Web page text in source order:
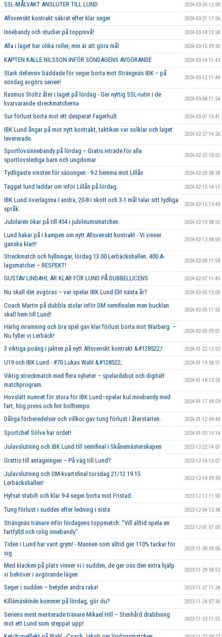
SSL-MÅLVAKT ANSLUTER TILL LUND 2024-03-26 12:00
Allsvenskt kontrakt säkrat efter klar seger 2024-03-21 17:06
Innebandy och studier på toppnivå! 2024-03-18 15:24
Alla i laget har olika roller, min är att göra mål 2024-03-15 09:30
KAPTEN KALLE NILSSON INFÖR SÖNDAGENS AVGÖRANDE 2024-03-14 11:43
Stark defensiv bäddade för seger borta mot Strängnäs IBK – på
söndag avgörs serien!
2024-03-12 11:44
Rasmus Stoltz åter i laget på lördag - Ger nyttig SSL-rutin i de
kvarvarande streckmatcherna
2024-03-08 11:54
Sur förlust borta mot ett desperat Fagerhult 2024-03-07 15:41
IBK Lund ångar på mot nytt kontrakt, taktiken var solklar och laget
levererade.
2024-02-27 14:26
Sportlovsinnebandy på lördag – Gratis inträde för alla
sportlovslediga barn och ungdomar
2024-02-22 10:02
Tydligaste vinsten för säsongen - 9-2 hemma mot Lillån 2024-02-20 08:38
Taggat lund laddar om inför Lillån på lördag. 2024-02-15 14:15
IBK Lund överlägsna I andra, 20-8 i skott och 3-1 mål talar sitt tydliga
språk.
2024-02-15 13:40
Jubilaren ökar på till 454 i jubileumsmatchen. 2024-02-13 08:55
Lund hakar på i kampen om nytt Allsvenskt kontrakt - Vi vinner
ganska klart!
2024-02-13 08:50
Streckmatch och hyllningar, lördag 13.00 Lerbäckshallen. 400 A-
lagsmatcher – RESPEKT!
2024-02-08 11:58
GUSTAV LINDAHL ÄR KLAR FÖR LUND PÅ DUBBELLICENS 2024-02-07 11:45
Nu skall det avgöras – var spelar IBK Lund Elit nästa år? 2024-02-05 15:00
Coach Martin på dubbla stolar inför DM semifinalen men bucklan
skall hem till Lund!
2024-02-05 11:55
Härlig inramning och bra spel gav klar förlust borta mot Warberg. –
Nu fyller vi Lerbäck!
2024-02-05 09:01
3 viktiga poäng i jakten på nytt Allsvenskt kontrakt &#128522;! 2024-01-22 12:03
U19 och IBK Lund - #70 Lukas Wahl &#128522; 2024-01-19 08:51
Viktig streckmatch med flera nyheter – spelardebut och digitalt
matchprogram.
2024-01-18 13:26
Hovslätt numret för stora för IBK Lund–spelar kul innebandy med
fart, hög press och fint bolltempo.
2024-01-17 09:59
Dåliga förberedelser och villkor gav tung förlust i återstarten. 2024-01-12 09:40
Sportchef Sölve har ordet! 2024-01-03 10:14
Julavslutning och IBK Lund till semifinal i Skånemästerskapen 2023-12-22 14:07
Grattis till antagningen – På väg till Lund? 2023-12-14 10:07
Julavslutning och DM-kvartsfinal torsdag 21/12 19.15
Lerbäckshallen!
2023-12-14 09:39
Hyfsat stabilt och klar 9-4 seger borta mot Fristad. 2023-12-12 11:50
Tung förlust i sudden efter ledning i sista. 2023-12-04 13:38
Strängnäs tränare inför lördagens toppmatch: "Vill alltid spela en
fartfylld och rolig innebandy"
2023-12-01 07:00
Tiden i Lund har varit grym! - Mannen som alltid ger 110% tackar för
sig
2023-11-30 09:06
Med klacken på plats vinner vi i sudden, de ger oss den extra hjälp
vi behöver i avgörande lägen
2023-11-29 08:52
Seger i sudden – betyder andra raka! 2023-11-27 11:24
Kíllámáskínén kommer på lördag, gör du? 2023-11-24 07:30
Seriens mest meriterade tränare Mikael Hill – Stenhård drabbning
mot ett Lund som steppat upp!
2023-11-23 11:55